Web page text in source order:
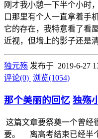
刚才我小憩一下半个小时
口那里有个人一直拿着手
它的存在，我特意看了看
近视，但墙上的影子还是
独元殇 发布于 2019-6-27
评论(0) 浏览(1054)
那个美丽的回忆 独殇
这篇文章要祭奠一个曾经
要。 离高考结束已经半